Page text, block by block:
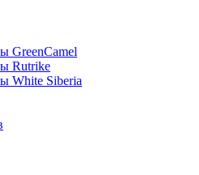
GreenCamel
Rutrike
White Siberia